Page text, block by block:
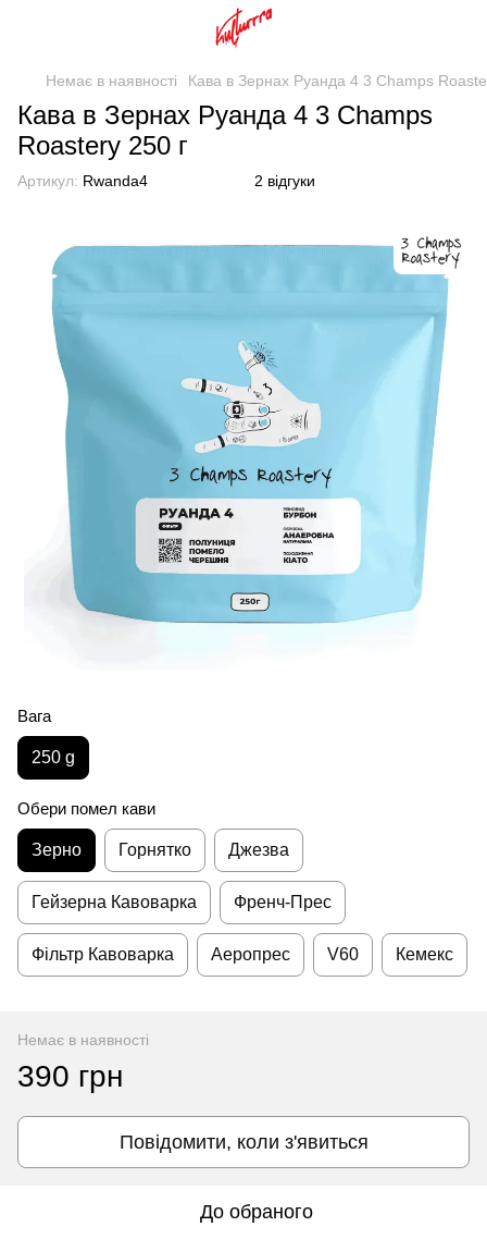
Немає в наявності Кава в Зернах Руанда 4 3 Champs
Кава в Зернах Руанда 4 3 Champs
Roastery 250 г
Артикул: Rwanda4 2 відгуки
Вага
250 g
Обери помел кави
Зерно Горнятко Джезва
Гейзерна Кавоварка Френч-Прес
Фільтр Кавоварка Аеропрес V60 Кемекс
Немає в наявності
390 грн
Повідомити, коли з'явиться
До обраного